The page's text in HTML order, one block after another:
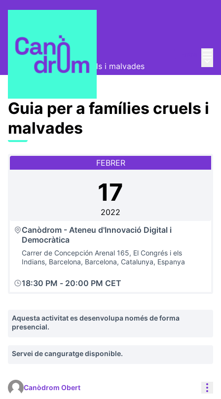
Canòdrom Obert
Guia per a famílies cruels i malvades
Guia per a famílies cruels i
malvades
FEBRER
17
2022
Canòdrom - Ateneu d'Innovació Digital i
Democràtica
Carrer de Concepción Arenal 165, El Congrés i els
Indians, Barcelona, Barcelona, Catalunya, Espanya
18:30 PM - 20:00 PM CET
Aquesta activitat es desenvolupa només de forma
presencial.
Servei de canguratge disponible.
Canòdrom Obert